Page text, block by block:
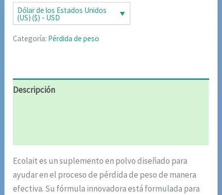
era:
$70.00.
es:
$35.00.
Dólar de los Estados Unidos
(US) ($) - USD
Categoría: Pérdida de peso
Descripción
Ecolait es un suplemento en polvo diseñado para
ayudar en el proceso de pérdida de peso de manera
efectiva. Su fórmula innovadora está formulada para